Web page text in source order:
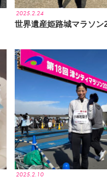
2025.2.24
世界遺産姫路城マラソン
2025.2.10